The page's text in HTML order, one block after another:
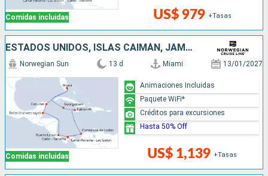
Comidas incluidas US$ 979 +Tasas
ESTADOS UNIDOS, ISLAS CAIMÁN, JAMAICA, COLOMBIA, PANAMÁ, COSTA RICA, BELICE, MÉXICO
Comidas incluidas
Norwegian Sun 13 d Miami 13/01/2027
US$ 1,139 +Tasas
Animaciones Incluidas
Paquete WiFi*
Créditos para excursiones
Hasta 50% Off